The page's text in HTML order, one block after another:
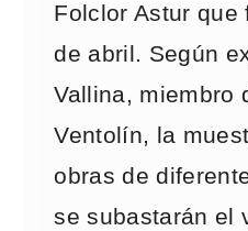
Folclor Astur que
de abril. Según
Vallina, miembro
Ventolín, la
obras de
se subastarán el